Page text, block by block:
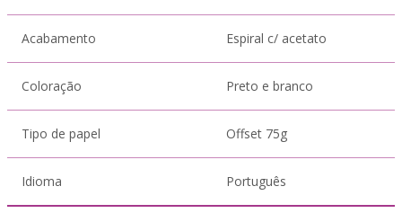
Acabamento Espiral c/ acetato
Coloração Preto e branco
Tipo de papel Offset 75g
Idioma Português